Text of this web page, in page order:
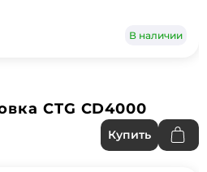
В наличии
CTG CD4000
Купить